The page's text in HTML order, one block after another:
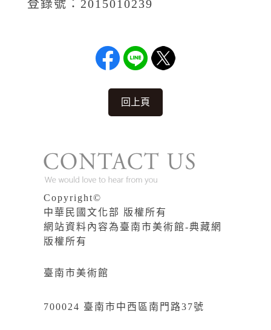
登錄號：2015010239
回上頁
Copyright©
中華民國文化部 版權所有
網站資料內容為臺南市美術館-典藏網
版權所有
臺南市美術館
700024 臺南市中西區南門路37號